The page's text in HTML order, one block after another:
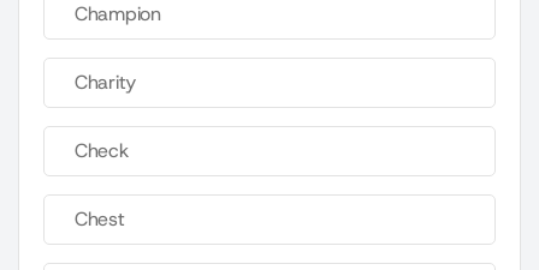
Champion
Charity
Check
Chest